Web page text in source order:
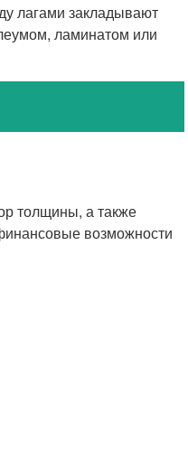
лагами закладывают
ламинатом или
толщины, а также
возможности